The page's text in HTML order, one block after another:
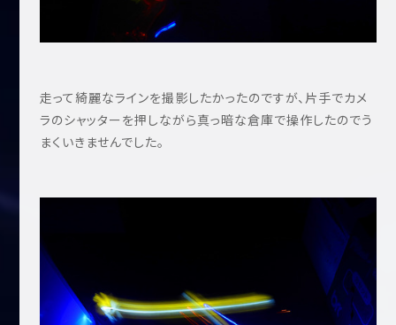
走って綺麗なラインを撮影したかったのですが、片手でカメ
ラのシャッターを押しながら真っ暗な倉庫で操作したのでう
まくいきませんでした。